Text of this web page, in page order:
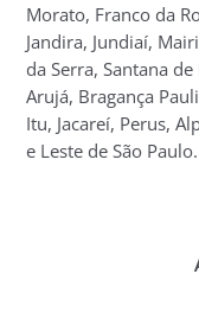
Morato, Franco da
Jandira, Jundiaí,
da Serra, Santana
Arujá, Bragança
Itu, Jacareí, Perus,
e Leste de São Paulo.